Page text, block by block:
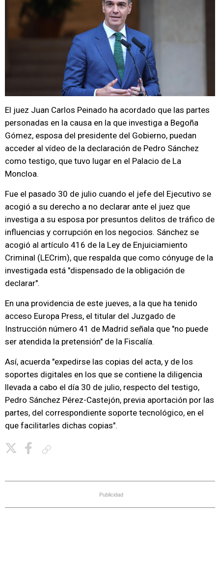
El juez Juan Carlos Peinado ha acordado que las partes
personadas en la causa en la que investiga a Begoña
Gómez, esposa del presidente del Gobierno, puedan
acceder al vídeo de la declaración de Pedro Sánchez
como testigo, que tuvo lugar en el Palacio de La
Moncloa.
Fue el pasado 30 de julio cuando el jefe del Ejecutivo se
acogió a su derecho a no declarar ante el juez que
investiga a su esposa por presuntos delitos de tráfico de
influencias y corrupción en los negocios. Sánchez se
acogió al artículo 416 de la Ley de Enjuiciamiento
Criminal (LECrim), que respalda que como cónyuge de la
investigada está "dispensado de la obligación de
declarar".
En una providencia de este jueves, a la que ha tenido
acceso Europa Press, el titular del Juzgado de
Instrucción número 41 de Madrid señala que "no puede
ser atendida la pretensión" de la Fiscalía.
Así, acuerda "expedirse las copias del acta, y de los
soportes digitales en los que se contiene la diligencia
llevada a cabo el día 30 de julio, respecto del testigo,
Pedro Sánchez Pérez-Castejón, previa aportación por las
partes, del correspondiente soporte tecnológico, en el
que facilitarles dichas copias".
Publicidad